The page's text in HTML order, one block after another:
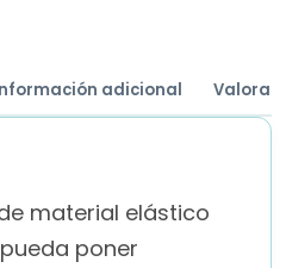
adicional
material elástico
poner